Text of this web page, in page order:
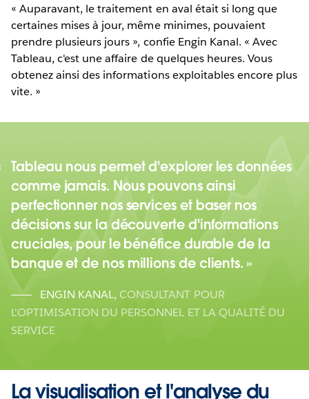
« Auparavant, le traitement en aval était si long que
certaines mises à jour, même minimes, pouvaient
prendre plusieurs jours », confie Engin Kanal. « Avec
Tableau, c'est une affaire de quelques heures. Vous
obtenez ainsi des informations exploitables encore plus
vite. »
Tableau nous permet d'explorer les données
comme jamais. Nous pouvons ainsi
perfectionner nos services et baser nos
décisions sur la découverte d'informations
cruciales, pour le bénéfice durable de la
banque et de nos millions de clients.
ENGIN KANAL, CONSULTANT POUR
L'OPTIMISATION DU PERSONNEL ET LA QUALITÉ DU
SERVICE
La visualisation et l'analyse du